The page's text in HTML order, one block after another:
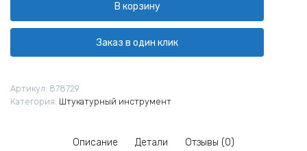
зубчатая
Biber
35315
270х130
10х10
В корзину
Заказ в один клик
Артикул: 878729
Категория: Штукатурный инструмент
Описание Детали Отзывы (0)